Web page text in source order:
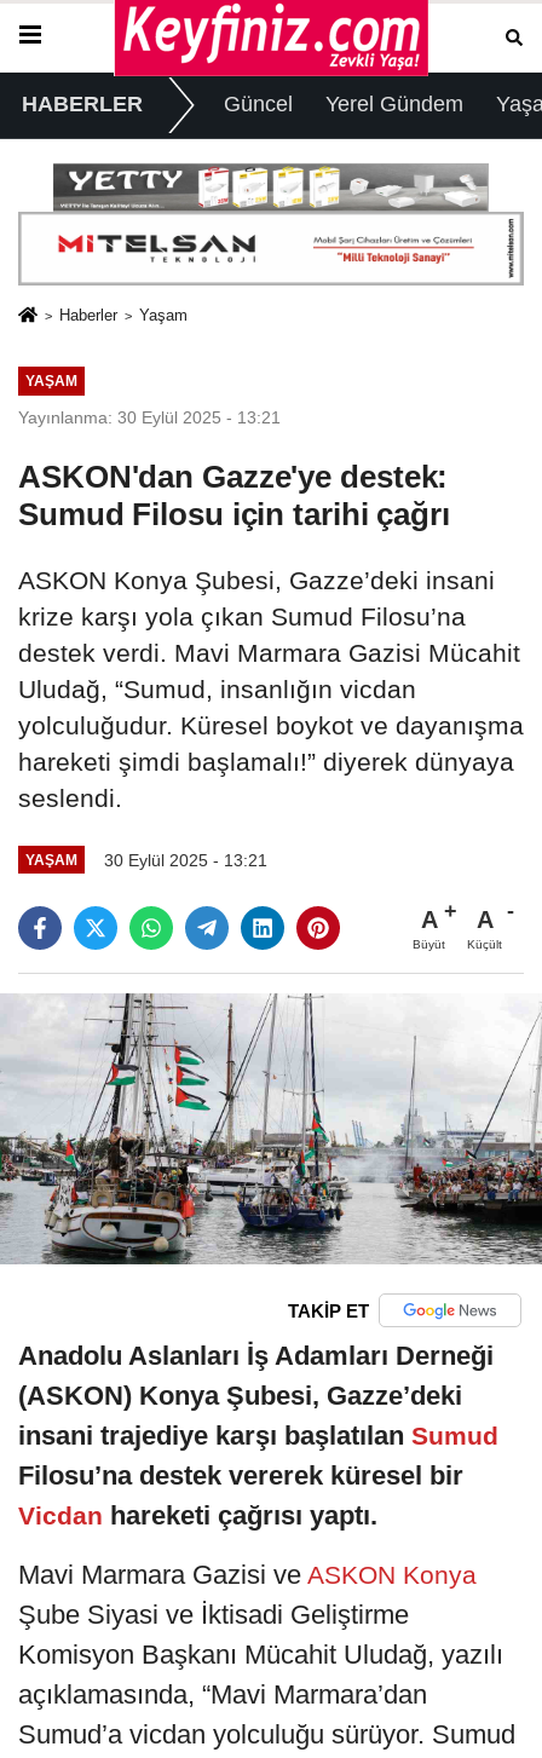
HABERLER Güncel Yerel Gündem
Haberler Yaşam
YAŞAM
Yayınlanma: 30 Eylül 2025 - 13:21
ASKON'dan Gazze'ye destek:
Sumud Filosu için tarihi çağrı
ASKON Konya Şubesi, Gazze’deki insani
krize karşı yola çıkan Sumud Filosu’na
destek verdi. Mavi Marmara Gazisi Mücahit
Uludağ, “Sumud, insanlığın vicdan
yolculuğudur. Küresel boykot ve dayanışma
hareketi şimdi başlamalı!” diyerek dünyaya
seslendi.
YAŞAM 30 Eylül 2025 - 13:21
A
Büyüt
A
Küçült
TAKİP ET
Anadolu Aslanları İş Adamları Derneği
(ASKON) Konya Şubesi, Gazze’deki
insani trajediye karşı başlatılan Sumud
Filosu’na destek vererek küresel bir
Vicdan hareketi çağrısı yaptı.
Mavi Marmara Gazisi ve ASKON Konya
Şube Siyasi ve İktisadi Geliştirme
Komisyon Başkanı Mücahit Uludağ, yazılı
açıklamasında, “Mavi Marmara’dan
Sumud’a vicdan yolculuğu sürüyor. Sumud